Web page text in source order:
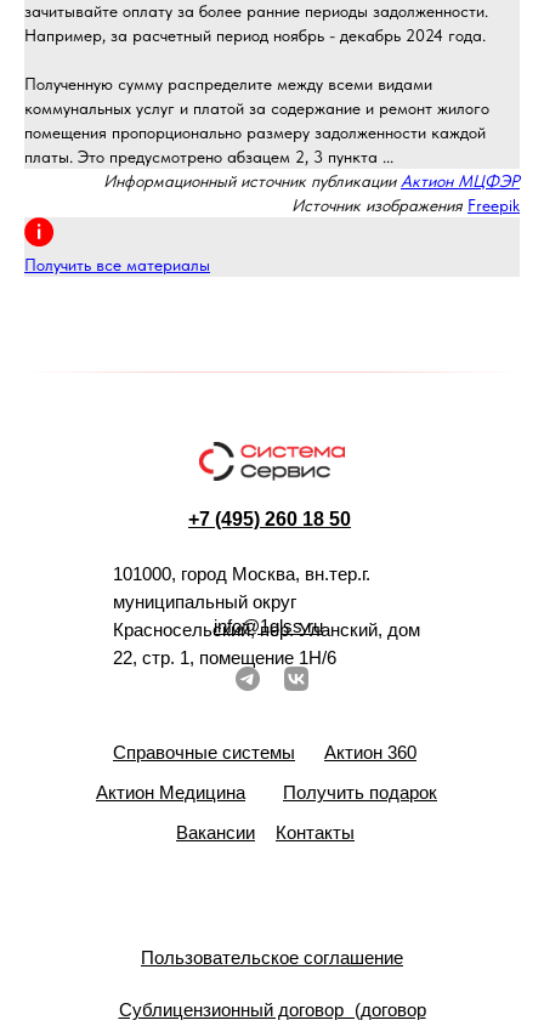
зачитывайте оплату за более ранние периоды задолженности.
Например, за расчетный период ноябрь - декабрь 2024 года.
Полученную сумму распределите между всеми видами
коммунальных услуг и платой за содержание и ремонт жилого
помещения пропорционально размеру задолженности каждой
платы. Это предусмотрено абзацем 2, 3 пункта ...
Информационный источник публикации Актион МЦФЭР
Источник изображения Freepik
Получить все материалы
+7 (495) 260 18 50
101000, город Москва, вн.тер.г.
муниципальный округ
Красносельский, пер. Уланский, дом
22, стр. 1, помещение 1Н/6
info@1glss.ru
Справочные системы
Актион 360
Актион Медицина
Получить подарок
Вакансии
Контакты
Пользовательское соглашение
Сублицензионный договор (договор